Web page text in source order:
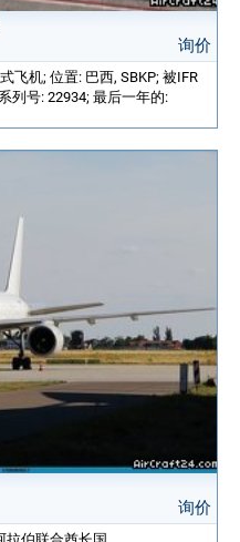
询价
飞机; 位置: 巴西, SBKP; 被IFR
列号: 22934; 最后一年的:
询价